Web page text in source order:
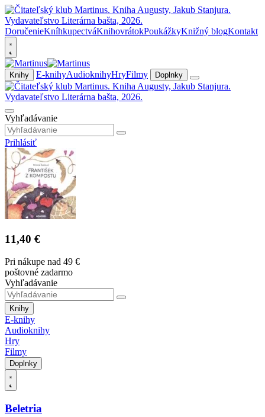
DoručenieKníhkupectváKnihovrátokPoukážkyKnižný blogKontakt
Knihy E-knihyAudioknihyHryFilmy Doplnky
Vyhľadávanie
Prihlásiť
11,40 €
Pri nákupe nad 49 €
poštovné zadarmo
Vyhľadávanie
Knihy
E-knihy
Audioknihy
Hry
Filmy
Doplnky
Beletria